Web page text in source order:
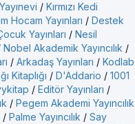
/ Kırmızı Kedi
Hocam Yayınları / Destek
Yayınları / Nesil
Nobel Akademik Yayıncılık /
/ Arkadaş Yayınları / Kodlab
Kitaplığı / D'Addario / 1001
/ Editör Yayınları /
/ Pegem Akademi Yayıncılık
/ Palme Yayıncılık / Say